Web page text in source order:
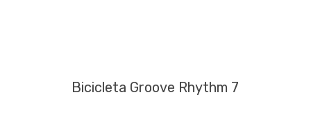
Bicicleta Groove Rhythm 7